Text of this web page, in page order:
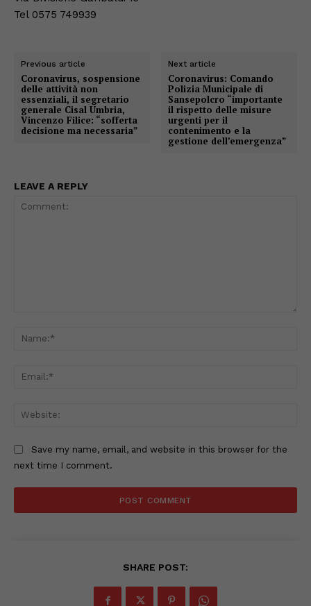
Tel 0575 749939
Previous article
Coronavirus, sospensione
delle attività non
essenziali, il segretario
generale Cisal Umbria,
Vincenzo Filice: “sofferta
decisione ma necessaria”
Next article
Coronavirus: Comando
Polizia Municipale di
Sansepolcro “importante
il rispetto delle misure
urgenti per il
contenimento e la
gestione dell’emergenza”
LEAVE A REPLY
Save my name, email, and website in this browser for the
next time I comment.
SHARE POST: